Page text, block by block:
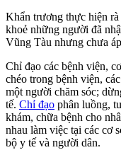
Khẩn trương thực hiện
khoẻ những người đã
Vũng Tàu nhưng chưa
Chỉ đạo các bệnh viện,
chéo trong bệnh viện,
một người chăm sóc;
tế. Chỉ đạo phân luồng,
khám, chữa bệnh cho
nhau làm việc tại các cơ
bộ y tế và người dân.